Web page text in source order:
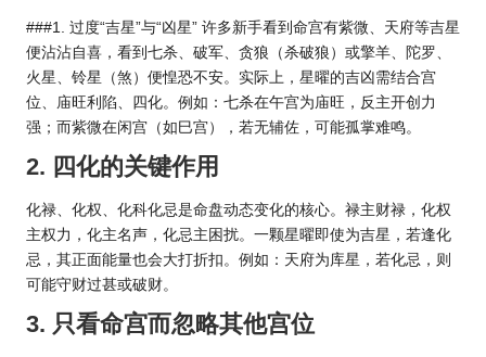
###1. 过度“吉星”与“凶星” 许多新手看到命宫有紫微、天府等吉星
便沾沾自喜，看到七杀、破军、贪狼（杀破狼）或擎羊、陀罗、
火星、铃星（煞）便惶恐不安。实际上，星曜的吉凶需结合宫
位、庙旺利陷、四化。例如：七杀在午宫为庙旺，反主开创力
强；而紫微在闲宫（如巳宫），若无辅佐，可能孤掌难鸣。
2. 四化的关键作用
化禄、化权、化科化忌是命盘动态变化的核心。禄主财禄，化权
主权力，化主名声，化忌主困扰。一颗星曜即使为吉星，若逢化
忌，其正面能量也会大打折扣。例如：天府为库星，若化忌，则
可能守财过甚或破财。
3. 只看命宫而忽略其他宫位